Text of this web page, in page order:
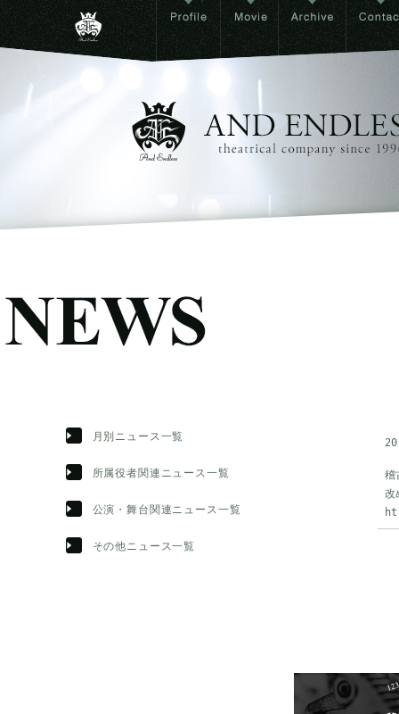
月別ニュース一覧
所属役者関連ニュース一覧
公演・舞台関連ニュース一覧
その他ニュース一覧
稽
改